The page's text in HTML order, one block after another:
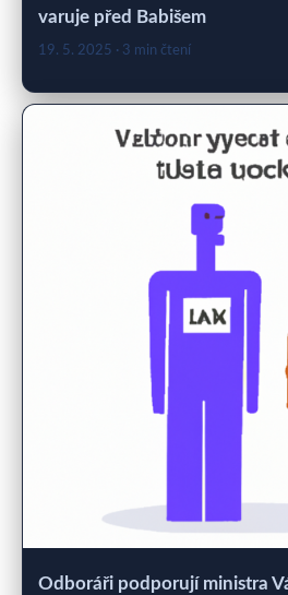
varuje před Babišem
19. 5. 2025 · 3 min čtení
Odboráři podporují ministra